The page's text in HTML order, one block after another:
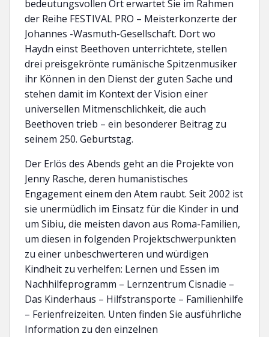
bedeutungsvollen Ort erwartet Sie im Rahmen
der Reihe FESTIVAL PRO – Meisterkonzerte der
Johannes -Wasmuth-Gesellschaft. Dort wo
Haydn einst Beethoven unterrichtete, stellen
drei preisgekrönte rumänische Spitzenmusiker
ihr Können in den Dienst der guten Sache und
stehen damit im Kontext der Vision einer
universellen Mitmenschlichkeit, die auch
Beethoven trieb – ein besonderer Beitrag zu
seinem 250. Geburtstag.
Der Erlös des Abends geht an die Projekte von
Jenny Rasche, deren humanistisches
Engagement einem den Atem raubt. Seit 2002 ist
sie unermüdlich im Einsatz für die Kinder in und
um Sibiu, die meisten davon aus Roma-Familien,
um diesen in folgenden Projektschwerpunkten
zu einer unbeschwerteren und würdigen
Kindheit zu verhelfen: Lernen und Essen im
Nachhilfeprogramm – Lernzentrum Cisnadie –
Das Kinderhaus – Hilfstransporte – Familienhilfe
– Ferienfreizeiten. Unten finden Sie ausführliche
Information zu den einzelnen